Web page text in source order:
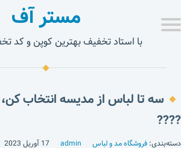
مستر آف
با استاد تخفیف بهترین کوپن و کد
سه تا لباس از مدیسه انتخاب کن،
????
دسته‌بندی: فروشگاه مد و لباس admin 17 آوریل 2023